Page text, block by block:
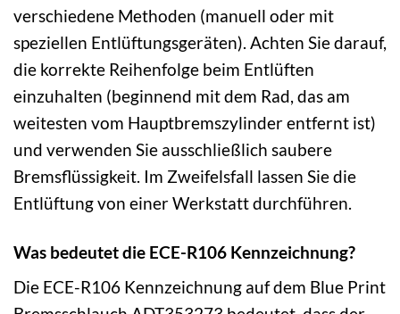
verschiedene Methoden (manuell oder mit
speziellen Entlüftungsgeräten). Achten Sie darauf,
die korrekte Reihenfolge beim Entlüften
einzuhalten (beginnend mit dem Rad, das am
weitesten vom Hauptbremszylinder entfernt ist)
und verwenden Sie ausschließlich saubere
Bremsflüssigkeit. Im Zweifelsfall lassen Sie die
Entlüftung von einer Werkstatt durchführen.
Was bedeutet die ECE-R106 Kennzeichnung?
Die ECE-R106 Kennzeichnung auf dem Blue Print